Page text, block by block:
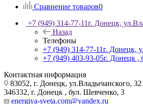
Сравнение товаров0
+7 (949) 314-77-11г. Донецк,
Назад
Телефоны
+7 (949) 314-77-11г. Донецк,
+7 (949) 403-93-05г. Донецк ,
Контактная информация
83052, г. Донецк, ул.Владычанского, 32
346332, г. Донецк , бул. Шевченко, 3
energiya-sveta.com@yandex.ru